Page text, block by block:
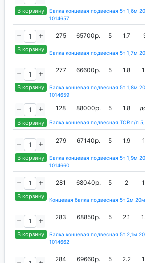
В корзину
Балка концевая подвесная 5т 1,6м
1014657
В корзину
275 65700р. 5 1.7
Балка концевая подвесная 5т 1,7м
В корзину
277 66600р. 5 1.8
Балка концевая подвесная 5т 1,8м
1014659
В корзину
128 88000р. 5 1.8
Балка концевая подвесная TOR г/п
В корзину
279 67140р. 5 1.9
Балка концевая подвесная 5т 1,9м
1014660
В корзину
281 68040р. 5 2
Концевая балка подвесная 5т 2м
В корзину
283 68850р. 5 2.1
Балка концевая подвесная 5т 2,1м
1014662
284 69660р. 5 2.2